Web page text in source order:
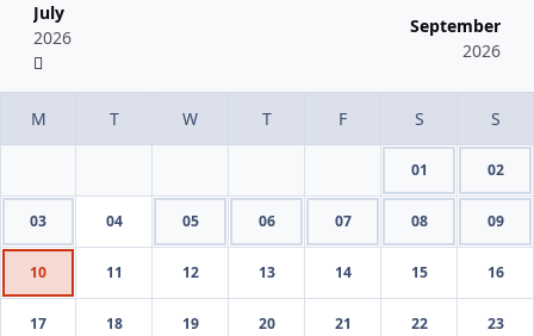
July
2026
September
2026
01 02
03 04 05 06 07 08 09
10 11 12 13 14 15 16
17 18 19 20 21 22 23